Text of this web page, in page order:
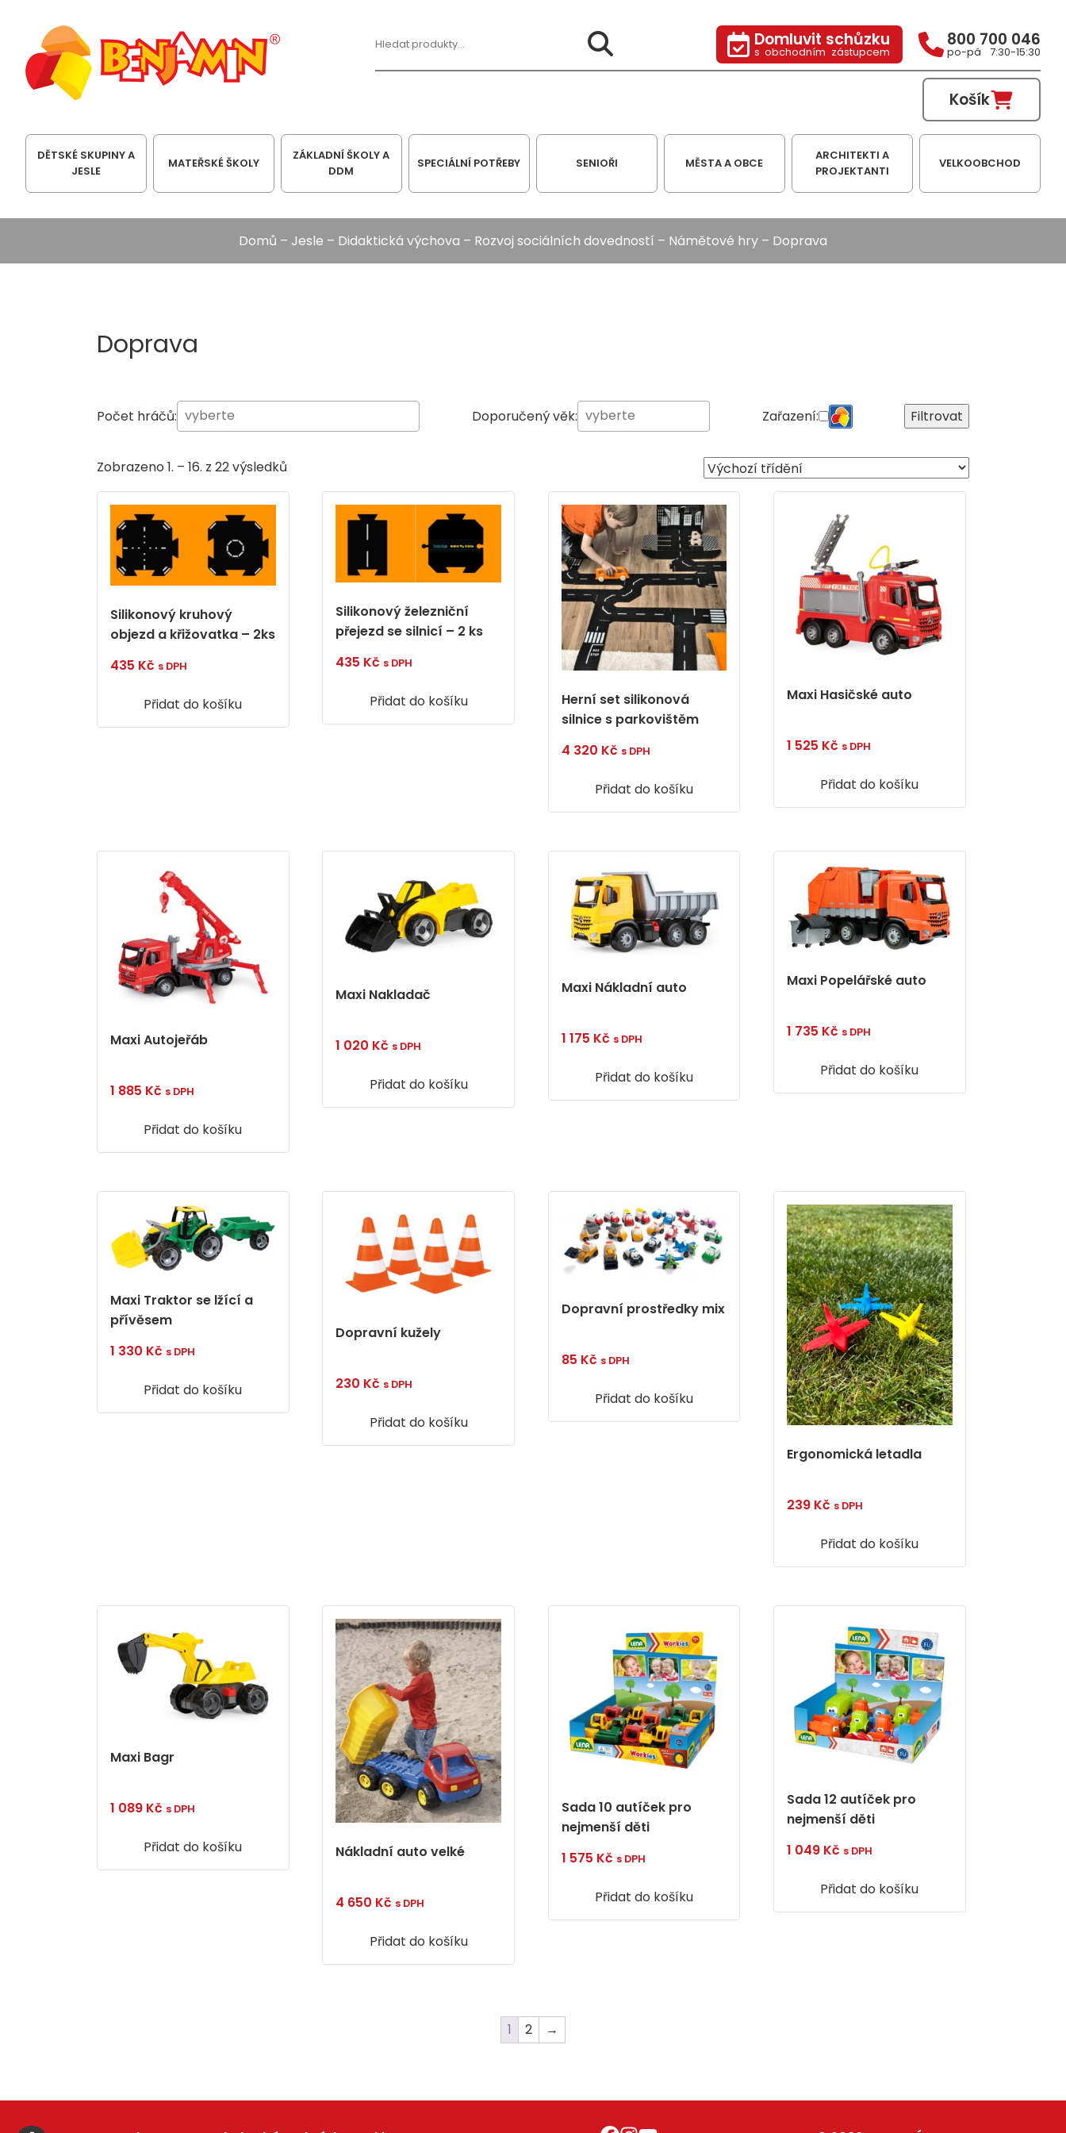
Domluvit schůzku
s obchodním zástupcem
800 700 046
po-pá 7:30-15:30
Hledat:
Košík
DĚTSKÉ SKUPINY A
JESLE
MATEŘSKÉ ŠKOLY
ZÁKLADNÍ ŠKOLY A
DDM
SPECIÁLNÍ POTŘEBY SENIOŘI MĚSTA A OBCE
ARCHITEKTI A
PROJEKTANTI
VELKOOBCHOD
Domů – Jesle – Didaktická výchova – Rozvoj sociálních dovedností – Námětové hry – Doprava
Doprava
Počet hráčů: Doporučený věk: Zařazení: Filtrovat
Zobrazeno 1. – 16. z 22 výsledků
Silikonový kruhový
objezd a křižovatka – 2ks
435 Kč s DPH
Přidat do košíku
Silikonový železniční
přejezd se silnicí – 2 ks
435 Kč s DPH
Přidat do košíku
Herní set silikonová
silnice s parkovištěm
4 320 Kč s DPH
Přidat do košíku
Maxi Hasičské auto
1 525 Kč s DPH
Přidat do košíku
Maxi Autojeřáb
1 885 Kč s DPH
Přidat do košíku
Maxi Nakladač
1 020 Kč s DPH
Přidat do košíku
Maxi Nákladní auto
1 175 Kč s DPH
Přidat do košíku
Maxi Popelářské auto
1 735 Kč s DPH
Přidat do košíku
Maxi Traktor se lžící a
přívěsem
1 330 Kč s DPH
Přidat do košíku
Dopravní kužely
230 Kč s DPH
Přidat do košíku
Dopravní prostředky mix
85 Kč s DPH
Přidat do košíku
Ergonomická letadla
239 Kč s DPH
Přidat do košíku
Maxi Bagr
1 089 Kč s DPH
Přidat do košíku Nákladní auto velké
4 650 Kč s DPH
Přidat do košíku
Sada 10 autíček pro
nejmenší děti
1 575 Kč s DPH
Přidat do košíku
Sada 12 autíček pro
nejmenší děti
1 049 Kč s DPH
Přidat do košíku
1 2 →